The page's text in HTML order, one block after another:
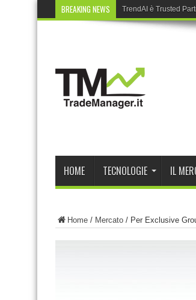
BREAKING NEWS TrendAI è Trusted
HOME TECNOLOGIE IL
Home / Mercato / Per Exclusive